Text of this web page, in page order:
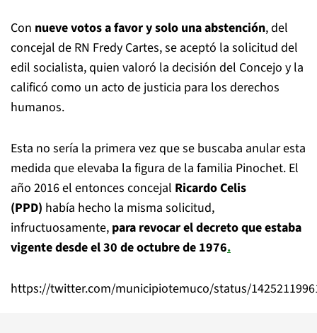
Con nueve votos a favor y solo una abstención, del
concejal de RN Fredy Cartes, se aceptó la solicitud del
edil socialista, quien valoró la decisión del Concejo y la
calificó como un acto de justicia para los derechos
humanos.
Esta no sería la primera vez que se buscaba anular esta
medida que elevaba la figura de la familia Pinochet. El
año 2016 el entonces concejal Ricardo Celis
(PPD) había hecho la misma solicitud,
infructuosamente, para revocar el decreto que estaba
vigente desde el 30 de octubre de 1976.
https://twitter.com/municipiotemuco/status/